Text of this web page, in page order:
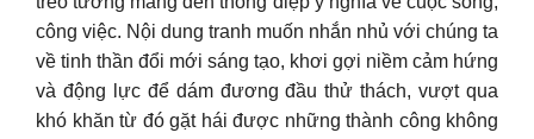
công việc. Nội dung tranh muốn nhắn nhủ với chúng ta
về tinh thần đổi mới sáng tạo, khơi gợi niềm cảm hứng
và động lực để dám đương đầu thử thách, vượt qua
khó khăn từ đó gặt hái được những thành công không